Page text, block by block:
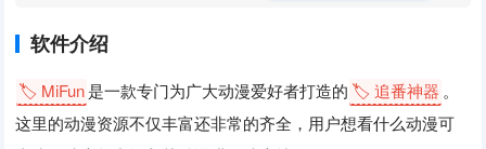
软件介绍
🏷️ MiFun是一款专门为广大动漫爱好者打造的 🏷️ 追番神器 。
这里的动漫资源不仅丰富还非常的齐全，用户想看什么动漫可